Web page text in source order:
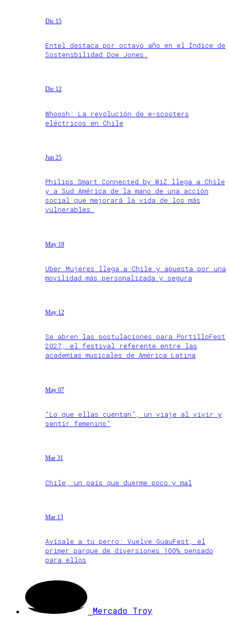
Dic 15
Entel destaca por octavo año en el Índice de
Sostenibilidad Dow Jones.
Dic 12
Whoosh: La revolución de e-scooters
eléctricos en Chile
Jun 25
Philips Smart Connected by WiZ llega a Chile
y a Sud América de la mano de una acción
social que mejorará la vida de los más
vulnerables
May 19
Uber Mujeres llega a Chile y apuesta por una
movilidad más personalizada y segura
May 12
Se abren las postulaciones para PortilloFest
2027, el festival referente entre las
academias musicales de América Latina
May 07
“Lo que ellas cuentan”, un viaje al vivir y
sentir femenino”
Mar 31
Chile, un país que duerme poco y mal
Mar 13
Avísale a tu perro: Vuelve GuauFest, el
primer parque de diversiones 100% pensado
para ellos
Mercado Troy